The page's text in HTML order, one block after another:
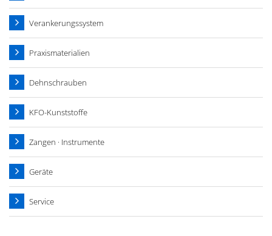
Verankerungssystem
Praxismaterialien
Dehnschrauben
KFO-Kunststoffe
Zangen · Instrumente
Geräte
Service